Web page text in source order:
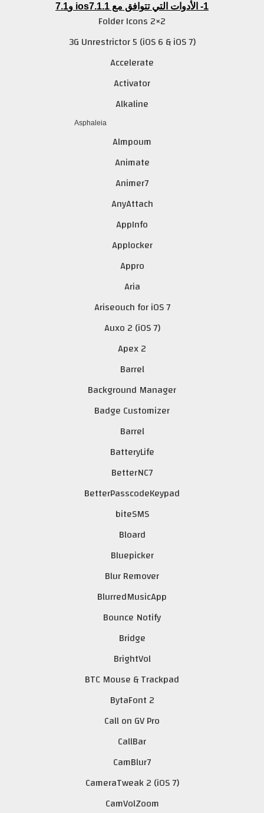
1- الأدوات التي تتوافق مع ios7.1.1 و7.1
2×2 Folder Icons
3G Unrestrictor 5 (iOS 6 & iOS 7)
Accelerate
Activator
Alkaline
Asphaleia
Almpoum
Animate
Animer7
AnyAttach
AppInfo
Applocker
Appro
Aria
Ariseouch for iOS 7
Auxo 2 (iOS 7)
Apex 2
Barrel
Background Manager
Badge Customizer
Barrel
BatteryLife
BetterNC7
BetterPasscodeKeypad
biteSMS
Bloard
Bluepicker
Blur Remover
BlurredMusicApp
Bounce Notify
Bridge
BrightVol
BTC Mouse & Trackpad
BytaFont 2
Call on GV Pro
CallBar
CamBlur7
CameraTweak 2 (iOS 7)
CamVolZoom